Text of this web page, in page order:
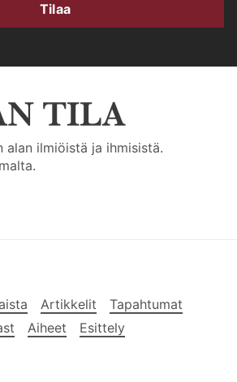
Tilaa
alan ilmiöistä ja ihmisistä.
Artikkelit
Tapahtumat
Aiheet Esittely